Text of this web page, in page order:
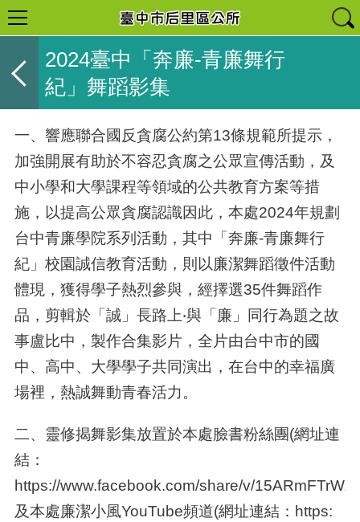
2024臺中「奔廉-青廉舞行
紀」舞蹈影集
一、 響應聯合國反貪腐公約第13條規範所提示，
加強開展有助於不容忍貪腐之公眾宣傳活動，及
中小學和大學課程等領域的公共教育方案等措
施，以提高公眾貪腐認識因此，本處2024年規劃
台中青廉學院系列活動，其中「奔廉-青廉舞行
紀」校園誠信教育活動，則以廉潔舞蹈徵件活動
體現，獲得學子熱烈參與，經擇選35件舞蹈作
品，剪輯於「誠」長路上‧與「廉」同行為題之故
事盧比中，製作合集影片，全片由台中市的國
中、高中、大學學子共同演出，在台中的幸福廣
場裡，熱誠舞動青春活力。
二、靈修揭舞影集放置於本處臉書粉絲團(網址連
結：
https://www.facebook.com/share/v/
及本處廉潔小風YouTube頻道(網址連結：https: